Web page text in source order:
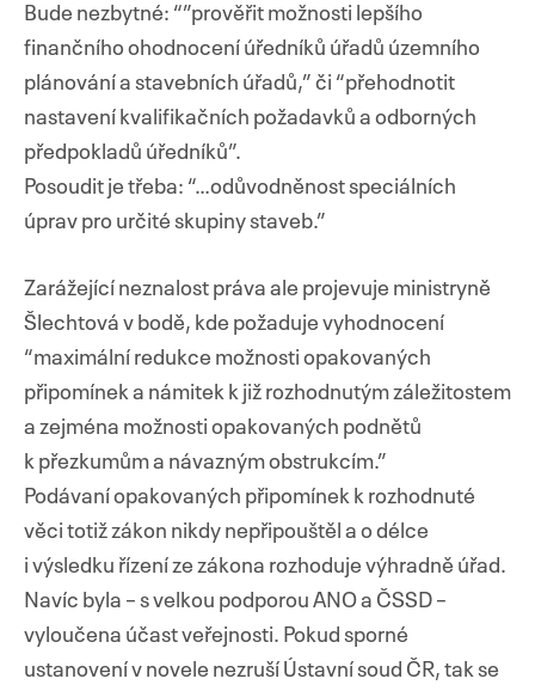
Bude nezbytné: “”prověřit možnosti lepšího
finančního ohodnocení úředníků úřadů územního
plánování a stavebních úřadů,” či “přehodnotit
nastavení kvalifikačních požadavků a odborných
předpokladů úředníků”.
Posoudit je třeba: “…odůvodněnost speciálních
úprav pro určité skupiny staveb.”
Zarážející neznalost práva ale projevuje ministryně
Šlechtová v bodě, kde požaduje vyhodnocení
“maximální redukce možnosti opakovaných
připomínek a námitek k již rozhodnutým záležitostem
a zejména možnosti opakovaných podnětů
k přezkumům a návazným obstrukcím.”
Podávaní opakovaných připomínek k rozhodnuté
věci totiž zákon nikdy nepřipouštěl a o délce
i výsledku řízení ze zákona rozhoduje výhradně úřad.
Navíc byla – s velkou podporou ANO a ČSSD –
vyloučena účast veřejnosti. Pokud sporné
ustanovení v novele nezruší Ústavní soud ČR, tak se